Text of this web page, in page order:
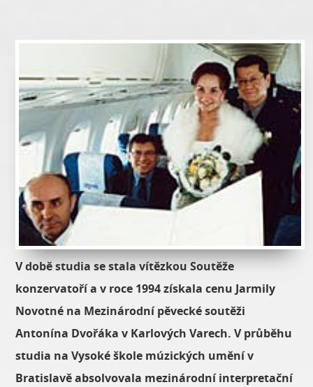
V době studia se stala vítězkou Soutěže
konzervatoří a v roce 1994 získala cenu Jarmily
Novotné na Mezinárodní pěvecké soutěži
Antonína Dvořáka v Karlových Varech. V průběhu
studia na Vysoké škole múzických umění v
Bratislavě absolvovala mezinárodní interpretační